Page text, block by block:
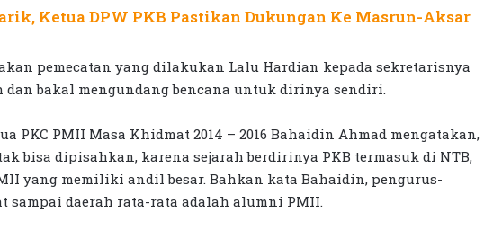
Ketua DPW PKB Pastikan Dukungan Ke Masrun-Aksar
pemecatan yang dilakukan Lalu Hardian kepada sekretarisnya
dan bakal mengundang bencana untuk dirinya sendiri.
PKC PMII Masa Khidmat 2014 – 2016 Bahaidin Ahmad mengatakan,
bisa dipisahkan, karena sejarah berdirinya PKB termasuk di NTB,
yang memiliki andil besar. Bahkan kata Bahaidin, pengurus-
sampai daerah rata-rata adalah alumni PMII.